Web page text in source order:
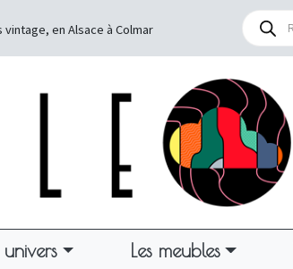
en Alsace à Colmar
Recherche
produits
univers Les meubles